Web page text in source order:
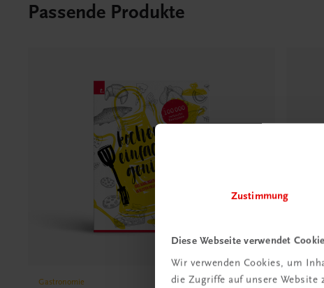
Zustimmung
Diese Webseite verwendet
Wir verwenden Cookies, um
die Zugriffe auf unsere Website
Passende Produkte
Gastronomie